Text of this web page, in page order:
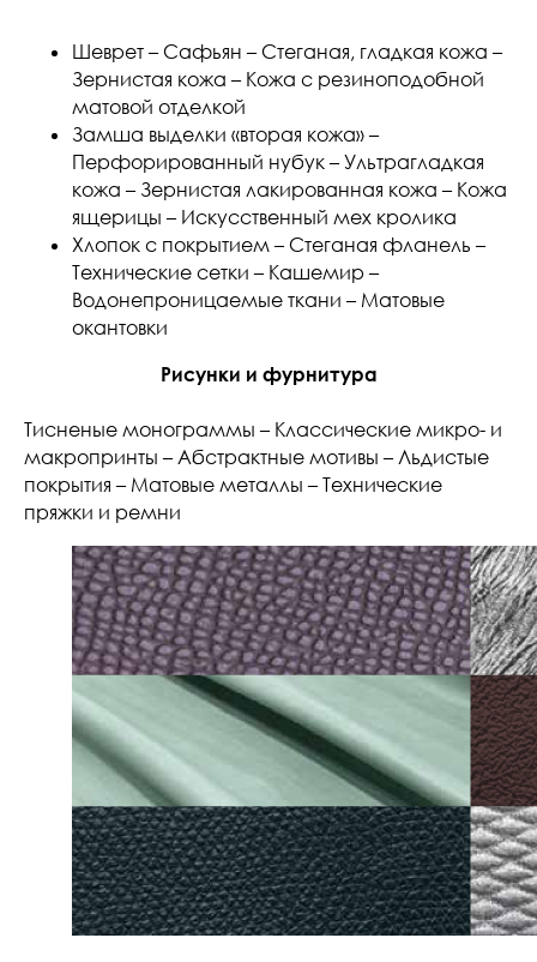
Шеврет – Сафьян – Стеганая, гладкая кожа –
Зернистая кожа – Кожа с резиноподобной
матовой отделкой
Замша выделки «вторая кожа» –
Перфорированный нубук – Ультрагладкая
кожа – Зернистая лакированная кожа – Кожа
ящерицы – Искусственный мех кролика
Хлопок с покрытием – Стеганая фланель –
Технические сетки – Кашемир –
Водонепроницаемые ткани – Матовые
окантовки
Рисунки и фурнитура
Тисненые монограммы – Классические микро- и
макропринты – Абстрактные мотивы – Льдистые
покрытия – Матовые металлы – Технические
пряжки и ремни